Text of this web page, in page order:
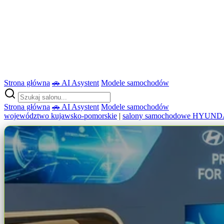
Strona główna 🚗 AI Asystent Modele samochodów
Strona główna 🚗 AI Asystent Modele samochodów
województwo kujawsko-pomorskie | salony samochodowe